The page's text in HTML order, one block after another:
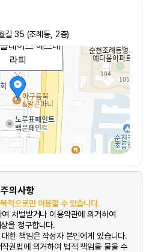
길 35 (조례동, 2층)
레이스 에스테
라피
주의사항
적으로만 이용할 수 있습니다.
처벌받거나 이용약관에 의거하여
을 청구합니다.
한 책임은 작성자 본인에게 있습니다.
권법에 의거하여 법적 책임을 물을 수